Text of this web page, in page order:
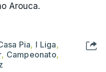
Arouca.
Pia, I Liga,
, Campeonato,